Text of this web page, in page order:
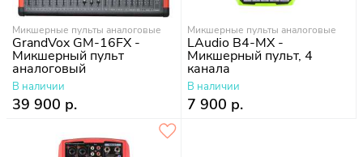
Микшерные пульты аналоговые
GrandVox GM-16FX -
Микшерный пульт
аналоговый
В наличии
39 900 р.
Микшерные пульты аналоговые
LAudio B4-MX -
Микшерный пульт, 4
канала
В наличии
7 900 р.